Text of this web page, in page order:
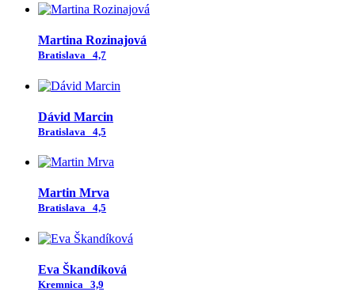
Martina Rozinajová
Bratislava 4,7
Dávid Marcin
Bratislava 4,5
Martin Mrva
Bratislava 4,5
Eva Škandíková
Kremnica 3,9